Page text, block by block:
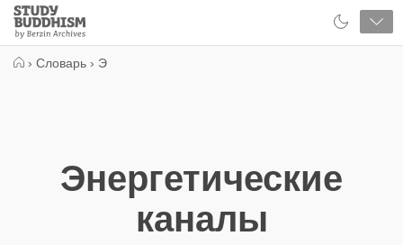
Close
Study
Buddhism
› Словарь › Э
Энергетические
каналы